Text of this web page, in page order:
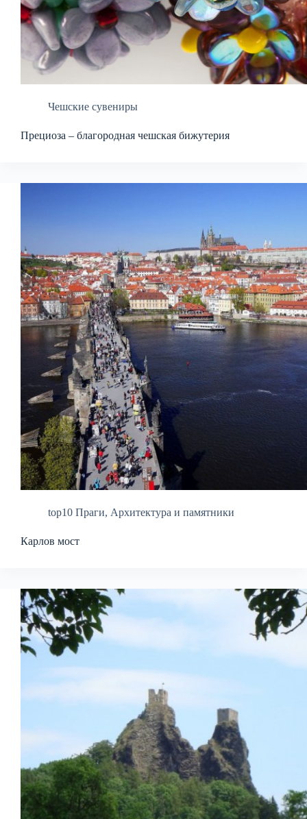
Чешские сувениры
Прециоза – благородная чешская бижутерия
top10 Праги, Архитектура и памятники
Карлов мост